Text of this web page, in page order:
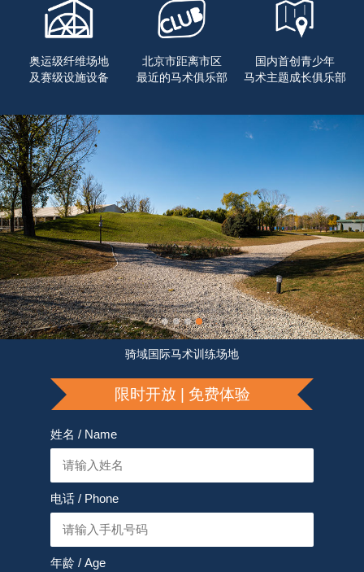
奥运级纤维场地
及赛级设施设备
北京市距离市区
最近的马术俱乐部
国内首创青少年
马术主题成长俱乐部
骑域国际马术训练场地
限时开放 | 免费体验
姓名 / Name
电话 / Phone
年龄 / Age